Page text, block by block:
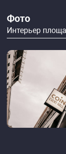
Фото
Интерьер